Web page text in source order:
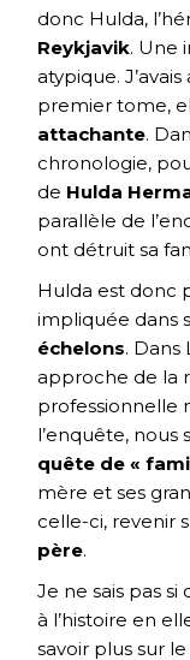
donc Hulda,
Reykjavik. Une
atypique.
premier tome,
attachante.
chronologie,
de Hulda
parallèle de
ont détruit sa
Hulda est donc
impliquée dans
échelons. Dans
approche de la
professionnelle
l’enquête, nous
quête de «
mère et ses
celle-ci, revenir
père.
Je ne sais pas
à l’histoire en
savoir plus sur